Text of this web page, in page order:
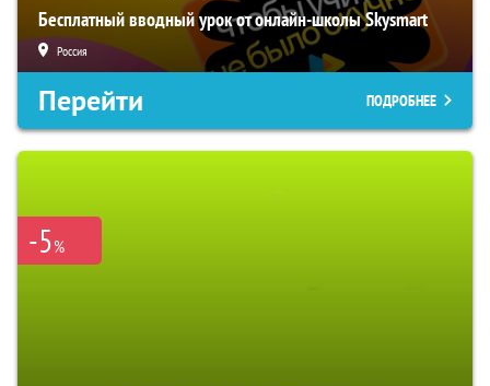
Бесплатный вводный урок от онлайн-школы Skysmart
Россия
Перейти ПОДРОБНЕЕ
-5%